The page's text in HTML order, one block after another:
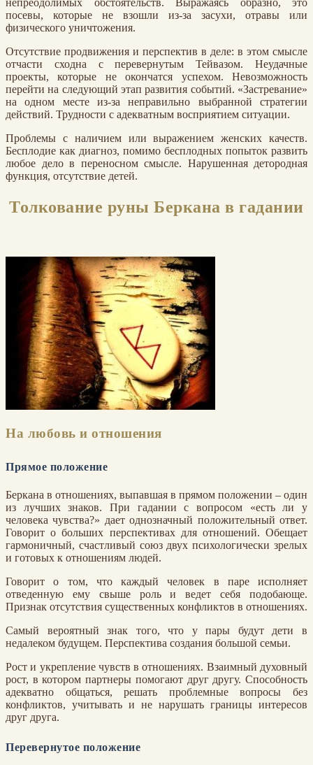
посевы, которые не взошли из-за засухи, отравы или
физического уничтожения.
Отсутствие продвижения и перспектив в деле: в этом смысле
отчасти сходна с перевернутым Тейвазом. Неудачные
проекты, которые не окончатся успехом. Невозможность
перейти на следующий этап развития событий. «Застревание»
на одном месте из-за неправильно выбранной стратегии
действий. Трудности с адекватным восприятием ситуации.
Проблемы с наличием или выражением женских качеств.
Бесплодие как диагноз, помимо бесплодных попыток развить
любое дело в переносном смысле. Нарушенная детородная
функция, отсутствие детей.
Толкование руны Беркана в гадании
На любовь и отношения
Прямое положение
Беркана в отношениях, выпавшая в прямом положении – один
из лучших знаков. При гадании с вопросом «есть ли у
человека чувства?» дает однозначный положительный ответ.
Говорит о больших перспективах для отношений. Обещает
гармоничный, счастливый союз двух психологически зрелых
и готовых к отношениям людей.
Говорит о том, что каждый человек в паре исполняет
отведенную ему свыше роль и ведет себя подобающе.
Признак отсутствия существенных конфликтов в отношениях.
Самый вероятный знак того, что у пары будут дети в
недалеком будущем. Перспектива создания большой семьи.
Рост и укрепление чувств в отношениях. Взаимный духовный
рост, в котором партнеры помогают друг другу. Способность
адекватно общаться, решать проблемные вопросы без
конфликтов, учитывать и не нарушать границы интересов
друг друга.
Перевернутое положение